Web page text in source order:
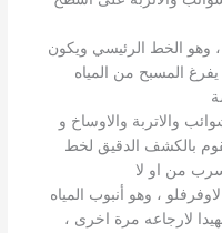
وهو الخط الرئيسي ويكون
المسبح من المياه
والاتربة والاوساخ و
حوالى 2 بوصة ونقوم بالكشف الدقيق لخط
من او لا
، وهو أنبوب المياه
لارجاعه مرة اخرى ،